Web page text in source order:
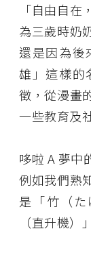
「自由自
為三歲時奶
還是因為後
雄」這樣的
徵，從漫畫
一些教育及
哆啦 A 夢中
例如我們熟
是「竹（
（直升機）